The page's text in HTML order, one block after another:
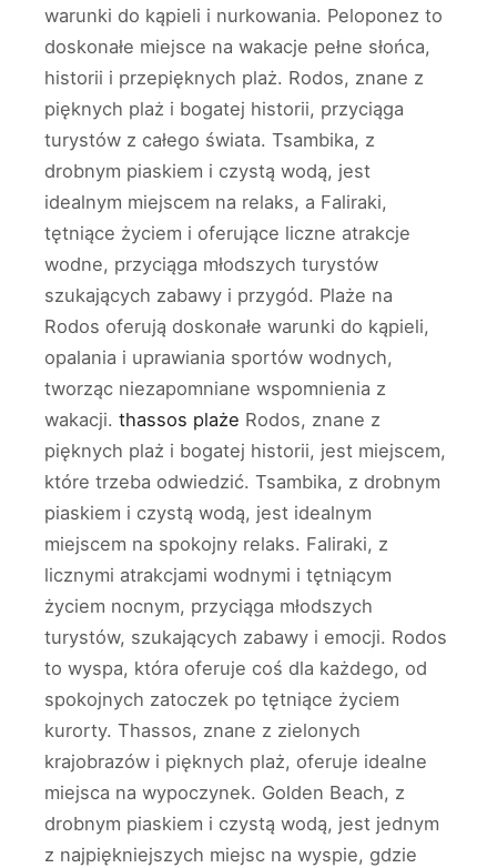
warunki do kąpieli i nurkowania. Peloponez to
doskonałe miejsce na wakacje pełne słońca,
historii i przepięknych plaż. Rodos, znane z
pięknych plaż i bogatej historii, przyciąga
turystów z całego świata. Tsambika, z
drobnym piaskiem i czystą wodą, jest
idealnym miejscem na relaks, a Faliraki,
tętniące życiem i oferujące liczne atrakcje
wodne, przyciąga młodszych turystów
szukających zabawy i przygód. Plaże na
Rodos oferują doskonałe warunki do kąpieli,
opalania i uprawiania sportów wodnych,
tworząc niezapomniane wspomnienia z
wakacji. thassos plaże Rodos, znane z
pięknych plaż i bogatej historii, jest miejscem,
które trzeba odwiedzić. Tsambika, z drobnym
piaskiem i czystą wodą, jest idealnym
miejscem na spokojny relaks. Faliraki, z
licznymi atrakcjami wodnymi i tętniącym
życiem nocnym, przyciąga młodszych
turystów, szukających zabawy i emocji. Rodos
to wyspa, która oferuje coś dla każdego, od
spokojnych zatoczek po tętniące życiem
kurorty. Thassos, znane z zielonych
krajobrazów i pięknych plaż, oferuje idealne
miejsca na wypoczynek. Golden Beach, z
drobnym piaskiem i czystą wodą, jest jednym
z najpiękniejszych miejsc na wyspie, gdzie